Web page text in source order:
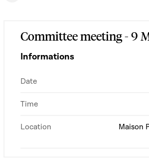
Committee meeting - 9
Informations
Date
Time
Location
Maison